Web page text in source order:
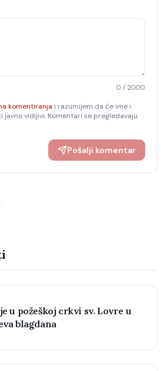
0 / 2000
komentiranja i razumijem da će ime i
vidljivi. Komentari se pregledavaju
Pošalji komentar
u požeškoj crkvi sv. Lovre u
blagdana